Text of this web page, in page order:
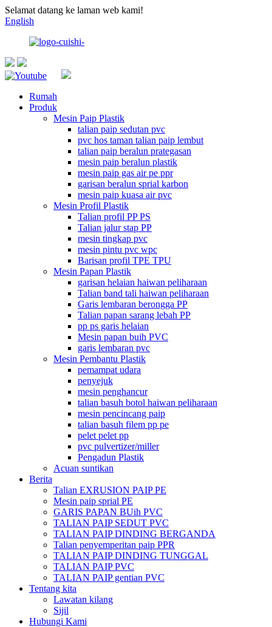
Selamat datang ke laman web kami!
English
Rumah
Produk
Mesin Paip Plastik
talian paip sedutan pvc
pvc hos taman talian paip lembut
talian paip beralun prategasan
mesin paip beralun plastik
mesin paip gas air pe ppr
garisan beralun sprial karbon
mesin paip kuasa air pvc
Mesin Profil Plastik
Talian profil PP PS
Talian jalur stap PP
mesin tingkap pvc
mesin pintu pvc wpc
Barisan profil TPE TPU
Mesin Papan Plastik
garisan helaian haiwan peliharaan
Talian band tali haiwan peliharaan
Garis lembaran berongga PP
Talian papan sarang lebah PP
pp ps garis helaian
Mesin papan buih PVC
garis lembaran pvc
Mesin Pembantu Plastik
pemampat udara
penyejuk
mesin penghancur
talian basuh botol haiwan peliharaan
mesin pencincang paip
talian basuh filem pp pe
pelet pelet pp
pvc pulvertizer/miller
Pengadun Plastik
Acuan suntikan
Berita
Talian EXRUSION PAIP PE
Mesin paip sprial PE
GARIS PAPAN BUih PVC
TALIAN PAIP SEDUT PVC
TALIAN PAIP DINDING BERGANDA
Talian penyemperitan paip PPR
TALIAN PAIP DINDING TUNGGAL
TALIAN PAIP PVC
TALIAN PAIP gentian PVC
Tentang kita
Lawatan kilang
Sijil
Hubungi Kami